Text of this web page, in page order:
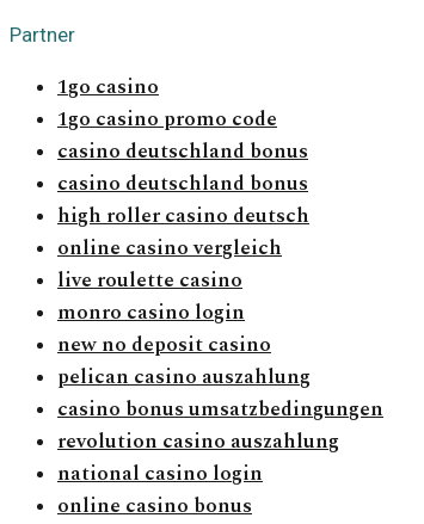
Partner
1go casino
1go casino promo code
casino deutschland bonus
casino deutschland bonus
high roller casino deutsch
online casino vergleich
live roulette casino
monro casino login
new no deposit casino
pelican casino auszahlung
casino bonus umsatzbedingungen
revolution casino auszahlung
national casino login
online casino bonus